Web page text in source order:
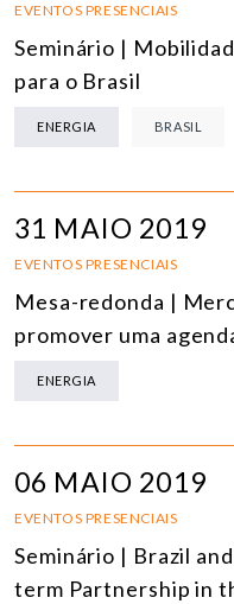
EVENTOS PRESENCIAIS
Seminário |
para o Brasil
ENERGIA BRASIL
31 MAIO 2019
EVENTOS PRESENCIAIS
Mesa-redonda |
promover uma
ENERGIA
06 MAIO 2019
EVENTOS PRESENCIAIS
Seminário | Brazil
term Partnership in